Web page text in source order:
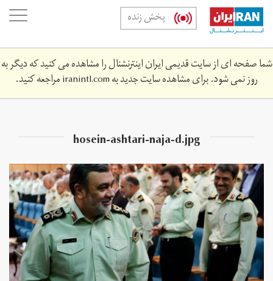
Skip
main
content
پخش زنده
شما صفحه ای از سایت قدیمی ایران اینترنشنال را مشاهده می کنید که دیگر به
روز نمی شود. برای مشاهده سایت جدید بهiranintl.comمراجعه کنید.
hosein-ashtari-naja-d.jpg